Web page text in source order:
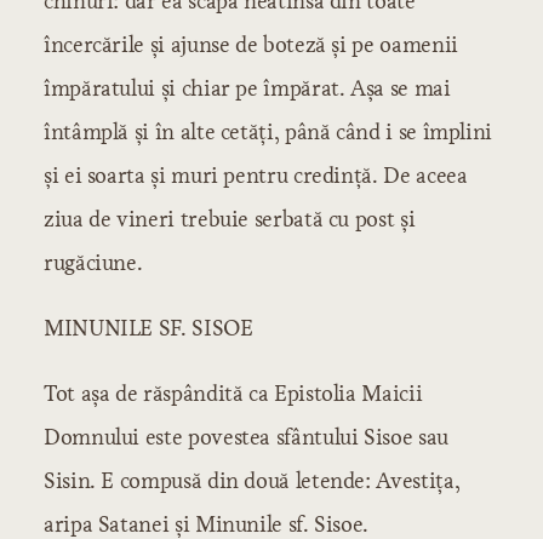
încercările şi ajunse de boteză şi pe oamenii
împăratului şi chiar pe împărat. Aşa se mai
întâmplă şi în alte cetăţi, până când i se împlini
şi ei soarta şi muri pentru credinţă. De aceea
ziua de vineri trebuie serbată cu post şi
rugăciune.
MINUNILE SF. SISOE
Tot aşa de răspândită ca Epistolia Maicii
Domnului este povestea sfântului Sisoe sau
Sisin. E compusă din două letende: Avestiţa,
aripa Satanei şi Minunile sf. Sisoe.